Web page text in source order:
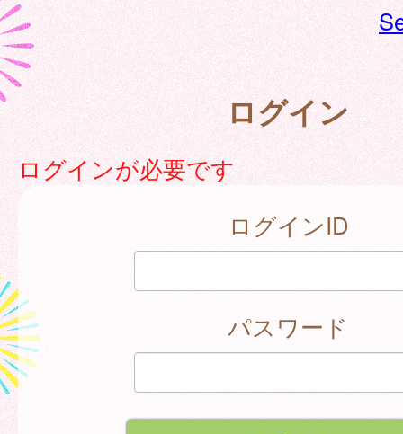
ログイン
ログインが必要です
ログインID
パスワード